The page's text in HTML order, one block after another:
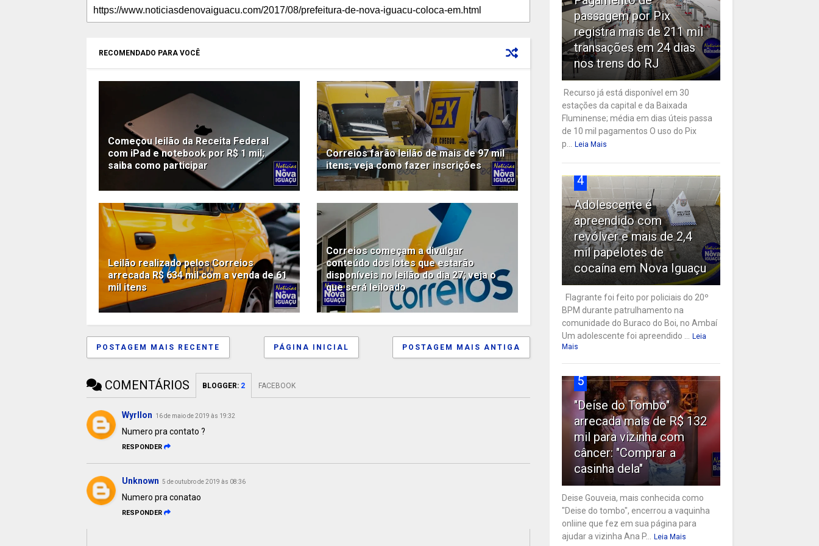
RECOMENDADO PARA VOCÊ
Começou leilão da Receita Federal
com iPad e notebook por R$ 1 mil;
saiba como participar
Correios farão leilão de mais de 97 mil
itens; veja como fazer inscrições
Leilão realizado pelos Correios
arrecada R$ 634 mil com a venda de 61
mil itens
Correios começam a divulgar
conteúdo dos lotes que estarão
disponíveis no leilão do dia 27; veja o
que será leiloado
POSTAGEM MAIS RECENTE POSTAGEM MAIS ANTIGA
PÁGINA INICIAL
COMENTÁRIOS BLOGGER: 2 FACEBOOK
Wyrllon 16 de maio de 2019 às 19:32
Numero pra contato ?
RESPONDER
Unknown 5 de outubro de 2019 às 08:36
Numero pra conatao
RESPONDER
passagem por Pix
registra mais de 211 mil
transações em 24 dias
nos trens do RJ
Recurso já está disponível em 30
estações da capital e da Baixada
Fluminense; média em dias úteis passa
de 10 mil pagamentos O uso do Pix
p...
Leia Mais
4
Adolescente é
apreendido com
revólver e mais de 2,4
mil papelotes de
cocaína em Nova Iguaçu
Flagrante foi feito por policiais do 20º
BPM durante patrulhamento na
comunidade do Buraco do Boi, no Ambaí
Um adolescente foi apreendido ...
Leia
Mais
5
"Deise do Tombo"
arrecada mais de R$ 132
mil para vizinha com
câncer: "Comprar a
casinha dela"
Deise Gouveia, mais conhecida como
"Deise do tombo", encerrou a vaquinha
onliine que fez em sua página para
ajudar a vizinha Ana P...
Leia Mais